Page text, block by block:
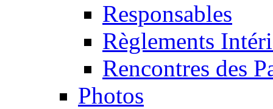
Responsables
Règlements
Rencontres des
Photos